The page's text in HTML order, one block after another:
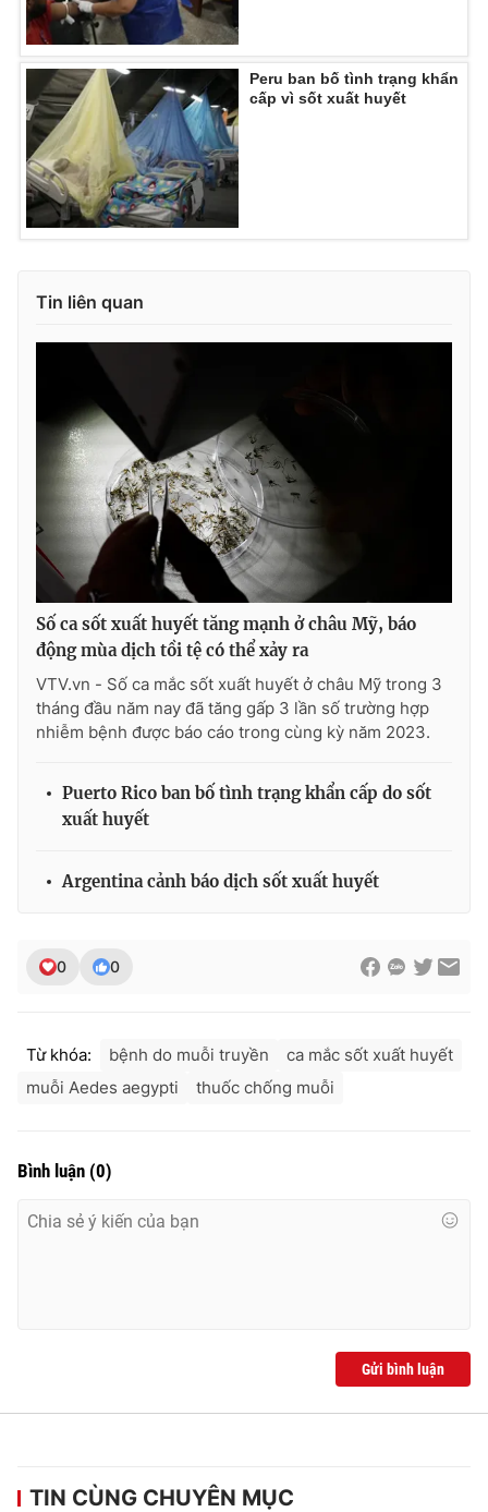
Ðiện thoại Thời báo VTV: 024.66 897 897
Email:toasoan@vtv.vn
Liên hệ quảng cáo:024-7300.7108
® Cấm sao chép dưới mọi hình thức nếu không có sự chấp
thuận bằng văn bản. Ghi rõ nguồn VTV.vn khi phát hành lại
thông tin từ website này.
Peru ban bố tình trạng khẩn
cấp vì sốt xuất huyết
Tin liên quan
Số ca sốt xuất huyết tăng mạnh ở châu Mỹ, báo
động mùa dịch tồi tệ có thể xảy ra
VTV.vn - Số ca mắc sốt xuất huyết ở châu Mỹ trong 3
tháng đầu năm nay đã tăng gấp 3 lần số trường hợp
nhiễm bệnh được báo cáo trong cùng kỳ năm 2023.
Puerto Rico ban bố tình trạng khẩn cấp do sốt
xuất huyết
Argentina cảnh báo dịch sốt xuất huyết
0 0
Từ khóa: bệnh do muỗi truyền
ca mắc sốt xuất huyết
muỗi Aedes aegypti
thuốc chống muỗi
Bình luận (0)
Gửi bình luận
TIN CÙNG CHUYÊN MỤC